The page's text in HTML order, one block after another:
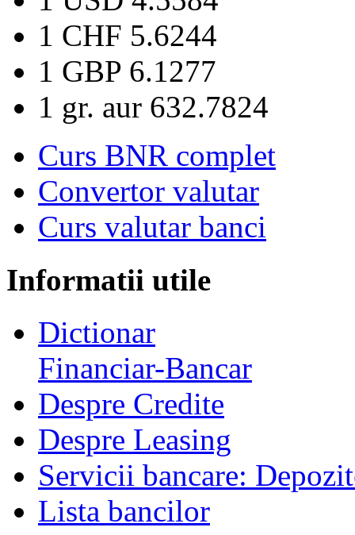
1 CHF 5.6244
1 GBP 6.1277
1 gr. aur 632.7824
Curs BNR complet
Convertor valutar
Curs valutar banci
Informatii utile
Dictionar
Financiar-Bancar
Despre Credite
Despre Leasing
Servicii bancare:
Lista bancilor